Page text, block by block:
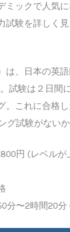
ミックで人気
験を詳しく見
は、日本の英
試験は２日間
。これに合格
グ試験がない
円 (レベルが
分〜2時間20分